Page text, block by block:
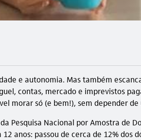
e autonomia. Mas também
contas, mercado e imprevistos
morar só (e bem!), sem depender
Pesquisa Nacional por Amostra de
anos: passou de cerca de 12% dos